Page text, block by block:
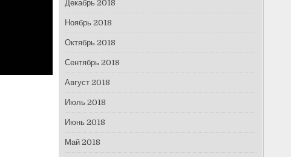
Декабрь 2018
Ноябрь 2018
Октябрь 2018
Сентябрь 2018
Август 2018
Июль 2018
Июнь 2018
Май 2018